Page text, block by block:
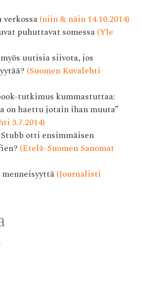
(niin & näin 14.10.2014)
puhuttavat somessa(Yle
uutisia siivota, jos
(Suomen Kuvalehti
tutkimus kummastuttaa:
on haettu jotain ihan muuta”
3.7.2014)
otti ensimmäisen
(Etelä-Suomen Sanomat
(Journalisti